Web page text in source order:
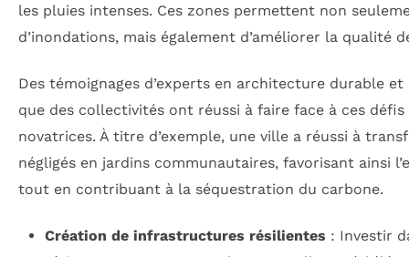
les pluies intenses. Ces zones permettent non
d’inondations, mais également d’améliorer la qualité
Des témoignages d’experts en architecture durable
que des collectivités ont réussi à faire face à ces
novatrices. À titre d’exemple, une ville a réussi à
négligés en jardins communautaires, favorisant ainsi
tout en contribuant à la séquestration du carbone.
Création de infrastructures résilientes : Investir